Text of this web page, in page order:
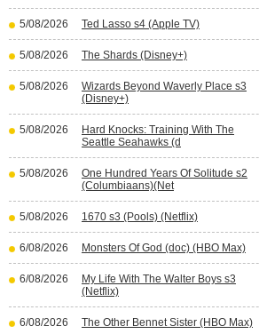
5/08/2026 Ted Lasso s4 (Apple TV)
5/08/2026 The Shards (Disney+)
5/08/2026
Wizards Beyond Waverly Place s3
(Disney+)
5/08/2026
Hard Knocks: Training With The
Seattle Seahawks (d
5/08/2026
One Hundred Years Of Solitude s2
(Columbiaans)(Net
5/08/2026 1670 s3 (Pools) (Netflix)
6/08/2026 Monsters Of God (doc) (HBO Max)
6/08/2026
My Life With The Walter Boys s3
(Netflix)
6/08/2026 The Other Bennet Sister (HBO Max)